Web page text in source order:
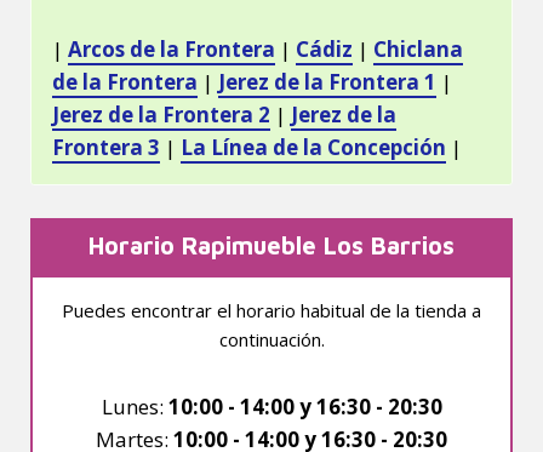
| Arcos de la Frontera | Cádiz | Chiclana
de la Frontera | Jerez de la Frontera 1 |
Jerez de la Frontera 2 | Jerez de la
Frontera 3 | La Línea de la Concepción |
Horario Rapimueble Los Barrios
Puedes encontrar el horario habitual de la tienda a
continuación.
Lunes: 10:00 - 14:00 y 16:30 - 20:30
Martes: 10:00 - 14:00 y 16:30 - 20:30